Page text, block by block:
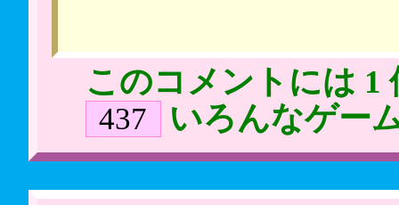
このコメントには 1
437 いろんなゲー